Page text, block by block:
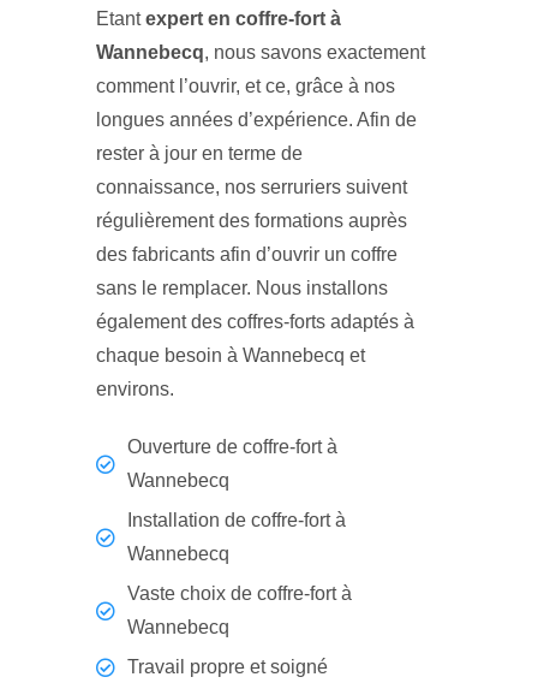
Etantexpert en coffre-fort à
Wannebecq, nous savons exactement
comment l’ouvrir, et ce, grâce à nos
longues années d’expérience. Afin de
rester à jour en terme de
connaissance, nos serruriers suivent
régulièrement des formations auprès
des fabricants afin d’ouvrir un coffre
sans le remplacer. Nous installons
également des coffres-forts adaptés à
chaque besoin à Wannebecq et
environs.
Ouverture de coffre-fort à
Wannebecq
Installation de coffre-fort à
Wannebecq
Vaste choix de coffre-fort à
Wannebecq
Travail propre et soigné